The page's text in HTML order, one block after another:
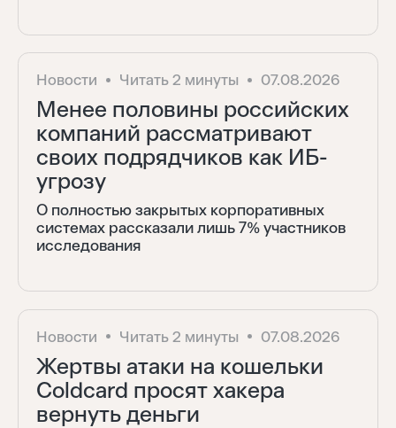
Новости Читать 2 минуты 07.08.2026
Менее половины российских
компаний рассматривают
своих подрядчиков как ИБ-
угрозу
О полностью закрытых корпоративных
системах рассказали лишь 7% участников
исследования
Новости Читать 2 минуты 07.08.2026
Жертвы атаки на кошельки
Coldcard просят хакера
вернуть деньги